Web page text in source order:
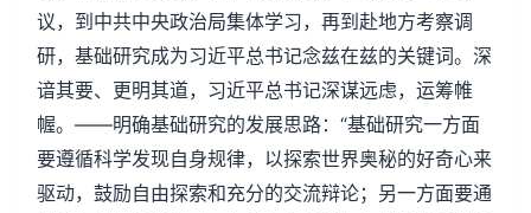
议，到中共中央政治局集体学习，再到赴地方考察调
研，基础研究成为习近平总书记念兹在兹的关键词。深
谙其要、更明其道，习近平总书记深谋远虑，运筹帷
幄。——明确基础研究的发展思路：“基础研究一方面
要遵循科学发现自身规律，以探索世界奥秘的好奇心来
驱动，鼓励自由探索和充分的交流辩论；另一方面要通